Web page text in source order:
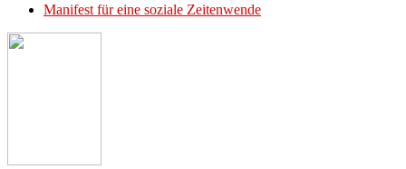
Manifest für eine soziale Zeitenwende